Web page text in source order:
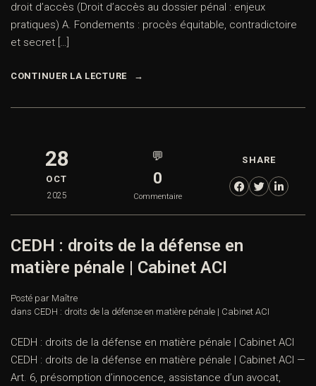
droit d’accès (Droit d’accès au dossier pénal : enjeux
pratiques) A. Fondements : procès équitable, contradictoire
et secret […]
CONTINUER LA LECTURE
28
OCT
2025
💬
0
Commentaire
SHARE
CEDH : droits de la défense en
matière pénale | Cabinet ACI
Posté par Maître
dans CEDH : droits de la défense en matière pénale | Cabinet ACI
CEDH : droits de la défense en matière pénale | Cabinet ACI
CEDH : droits de la défense en matière pénale | Cabinet ACI —
Art. 6, présomption d’innocence, assistance d’un avocat,